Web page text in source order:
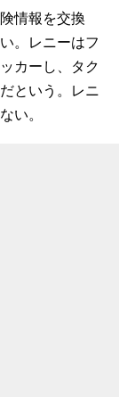
情報を交換
。レニーはフ
カーし、タク
という。レニ
い。